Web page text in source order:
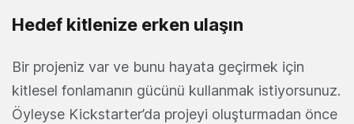
Hedef kitlenize erken ulaşın
Bir projeniz var ve bunu hayata geçirmek için
kitlesel fonlamanın gücünü kullanmak istiyorsunuz.
Öyleyse Kickstarter’da projeyi oluşturmadan önce